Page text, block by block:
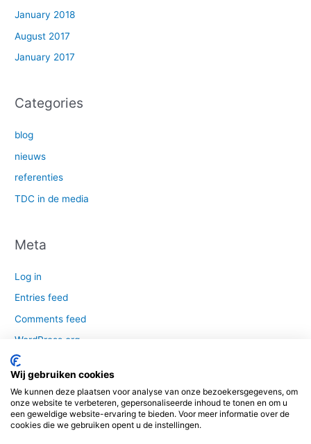
January 2018
August 2017
January 2017
Categories
blog
nieuws
referenties
TDC in de media
Meta
Log in
Entries feed
Comments feed
WordPress.org
© 2016-2020 | Totaal Dak Concept is een samenwerkings- en
innovatieplatform van A-merk leveranciers en fabrikanten gericht op het
Privacystatement
Wij gebruiken cookies
We kunnen deze plaatsen voor analyse van onze bezoekersgegevens, om
onze website te verbeteren, gepersonaliseerde inhoud te tonen en om u
een geweldige website-ervaring te bieden. Voor meer informatie over de
cookies die we gebruiken opent u de instellingen.